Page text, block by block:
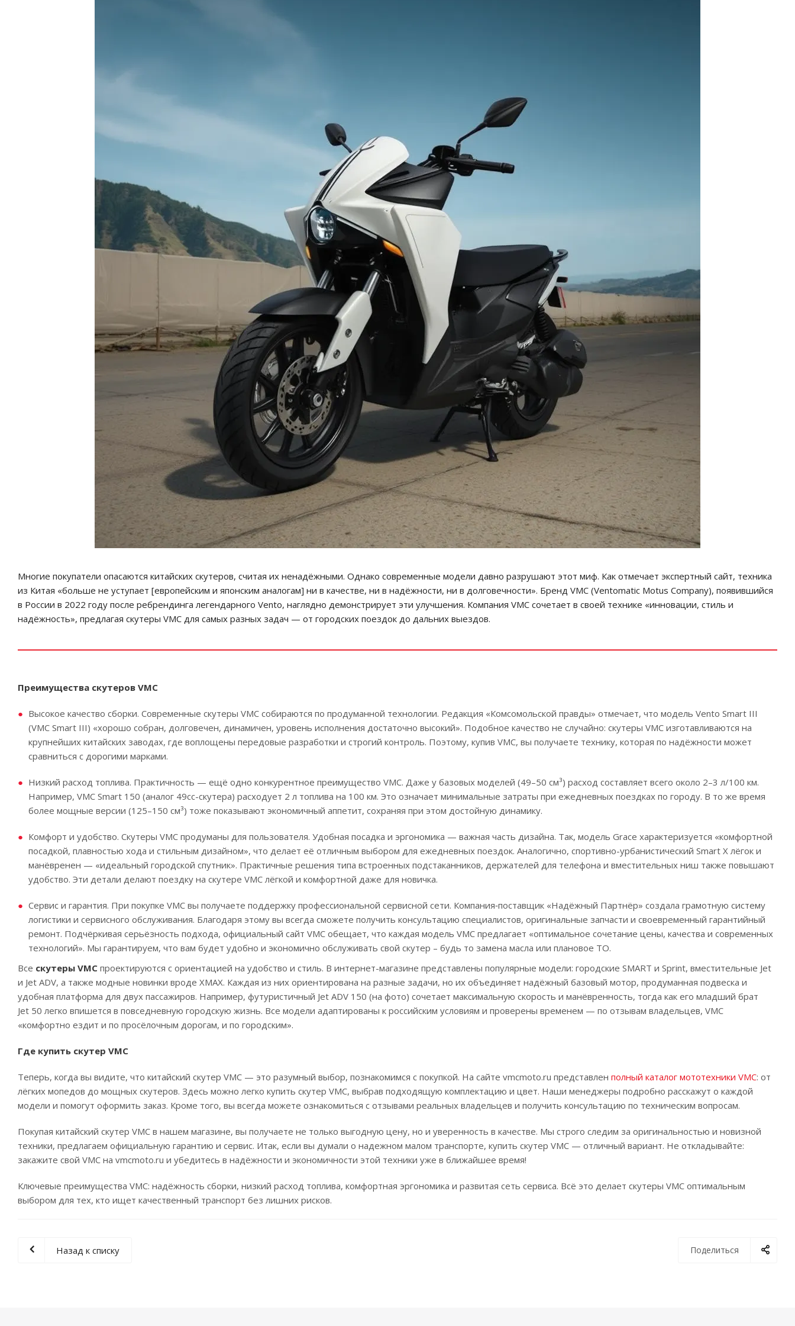
Многие покупатели опасаются китайских скутеров, считая их ненадёжными. Однако современные модели давно разрушают этот миф. Как отмечает экспертный сайт, техника
из Китая «больше не уступает [европейским и японским аналогам] ни в качестве, ни в надёжности, ни в долговечности». Бренд VMC (Ventomatic Motus Company), появившийся
в России в 2022 году после ребрендинга легендарного Vento, наглядно демонстрирует эти улучшения. Компания VMC сочетает в своей технике «инновации, стиль и
надёжность», предлагая скутеры VMC для самых разных задач — от городских поездок до дальних выездов.
Преимущества скутеров VMC
Высокое качество сборки. Современные скутеры VMC собираются по продуманной технологии. Редакция «Комсомольской правды» отмечает, что модель Vento Smart III
(VMC Smart III) «хорошо собран, долговечен, динамичен, уровень исполнения достаточно высокий». Подобное качество не случайно: скутеры VMC изготавливаются на
крупнейших китайских заводах, где воплощены передовые разработки и строгий контроль. Поэтому, купив VMC, вы получаете технику, которая по надёжности может
сравниться с дорогими марками.
Низкий расход топлива. Практичность — ещё одно конкурентное преимущество VMC. Даже у базовых моделей (49–50 см³) расход составляет всего около 2–3 л/100 км.
Например, VMC Smart 150 (аналог 49cc-скутера) расходует 2 л топлива на 100 км. Это означает минимальные затраты при ежедневных поездках по городу. В то же время
более мощные версии (125–150 см³) тоже показывают экономичный аппетит, сохраняя при этом достойную динамику.
Комфорт и удобство. Скутеры VMC продуманы для пользователя. Удобная посадка и эргономика — важная часть дизайна. Так, модель Grace характеризуется «комфортной
посадкой, плавностью хода и стильным дизайном», что делает её отличным выбором для ежедневных поездок. Аналогично, спортивно-урбанистический Smart X лёгок и
манёвренен — «идеальный городской спутник». Практичные решения типа встроенных подстаканников, держателей для телефона и вместительных ниш также повышают
удобство. Эти детали делают поездку на скутере VMC лёгкой и комфортной даже для новичка.
Сервис и гарантия. При покупке VMC вы получаете поддержку профессиональной сервисной сети. Компания‑поставщик «Надёжный Партнёр» создала грамотную систему
логистики и сервисного обслуживания. Благодаря этому вы всегда сможете получить консультацию специалистов, оригинальные запчасти и своевременный гарантийный
ремонт. Подчёркивая серьёзность подхода, официальный сайт VMC обещает, что каждая модель VMC предлагает «оптимальное сочетание цены, качества и современных
технологий». Мы гарантируем, что вам будет удобно и экономично обслуживать свой скутер – будь то замена масла или плановое ТО.
Все скутеры VMC проектируются с ориентацией на удобство и стиль. В интернет-магазине представлены популярные модели: городские SMART и Sprint, вместительные Jet
и Jet ADV, а также модные новинки вроде XMAX. Каждая из них ориентирована на разные задачи, но их объединяет надёжный базовый мотор, продуманная подвеска и
удобная платформа для двух пассажиров. Например, футуристичный Jet ADV 150 (на фото) сочетает максимальную скорость и манёвренность, тогда как его младший брат
Jet 50 легко впишется в повседневную городскую жизнь. Все модели адаптированы к российским условиям и проверены временем — по отзывам владельцев, VMC
«комфортно ездит и по просёлочным дорогам, и по городским».
Где купить скутер VMC
Теперь, когда вы видите, что китайский скутер VMC — это разумный выбор, познакомимся с покупкой. На сайте vmcmoto.ru представлен полный каталог мототехники VMC: от
лёгких мопедов до мощных скутеров. Здесь можно легко купить скутер VMC, выбрав подходящую комплектацию и цвет. Наши менеджеры подробно расскажут о каждой
модели и помогут оформить заказ. Кроме того, вы всегда можете ознакомиться с отзывами реальных владельцев и получить консультацию по техническим вопросам.
Покупая китайский скутер VMC в нашем магазине, вы получаете не только выгодную цену, но и уверенность в качестве. Мы строго следим за оригинальностью и новизной
техники, предлагаем официальную гарантию и сервис. Итак, если вы думали о надежном малом транспорте, купить скутер VMC — отличный вариант. Не откладывайте:
закажите свой VMC на vmcmoto.ru и убедитесь в надёжности и экономичности этой техники уже в ближайшее время!
Ключевые преимущества VMC: надёжность сборки, низкий расход топлива, комфортная эргономика и развитая сеть сервиса. Всё это делает скутеры VMC оптимальным
выбором для тех, кто ищет качественный транспорт без лишних рисков.
Поделиться
Назад к списку